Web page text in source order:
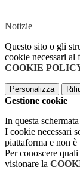
Notizie
Questo sito o gli
cookie necessari
COOKIE
Personalizza
Gestione cookie
In questa
I cookie necessari
piattaforma e non
Per conoscere
visionare la